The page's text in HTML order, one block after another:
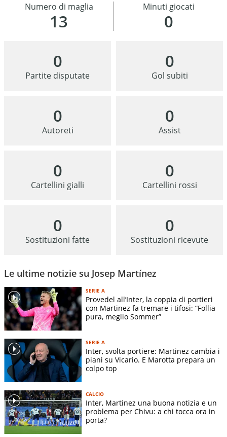
13
Numero di maglia
0
Minuti giocati
0
Partite disputate
0
Gol subiti
0
Autoreti
0
Assist
0
Cartellini gialli
0
Cartellini rossi
0
Sostituzioni fatte
0
Sostituzioni ricevute
Le ultime notizie su Josep Martínez
SERIE A
Provedel all’Inter, la coppia di portieri
con Martinez fa tremare i tifosi: “Follia
pura, meglio Sommer”
SERIE A
Inter, svolta portiere: Martinez cambia i
piani su Vicario. E Marotta prepara un
colpo top
CALCIO
Inter, Martinez una buona notizia e un
problema per Chivu: a chi tocca ora in
porta?